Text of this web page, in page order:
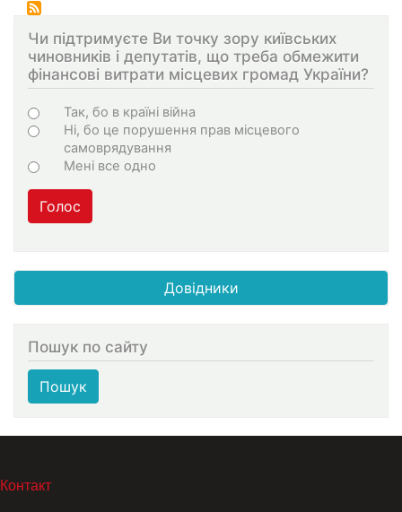
Чи підтримуєте Ви точку зору київських
чиновників і депутатів, що треба обмежити
фінансові витрати місцевих громад України?
Варіанти
Так, бо в країні війна
Ні, бо це порушення прав місцевого
самоврядування
Мені все одно
Голос
Довідники
Пошук по сайту
Пошук
МЕНЮ В ПОДВАЛЕ
Контакт